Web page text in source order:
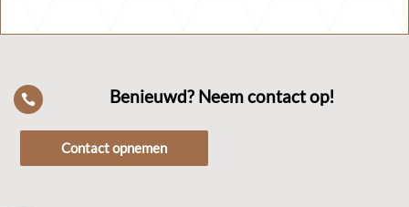
 Benieuwd? Neem contact op!
Contact opnemen